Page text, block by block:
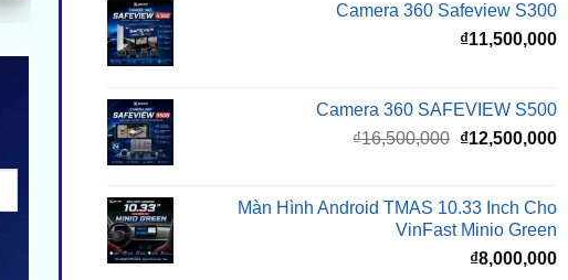
Camera 360 Safeview S300
₫11,500,000
Camera 360 SAFEVIEW S500
₫16,500,000 Giá
₫16,500,000.
₫12,500,000
Màn Hình Android TMAS 10.33 Inch Cho
VinFast Minio Green
₫8,000,000